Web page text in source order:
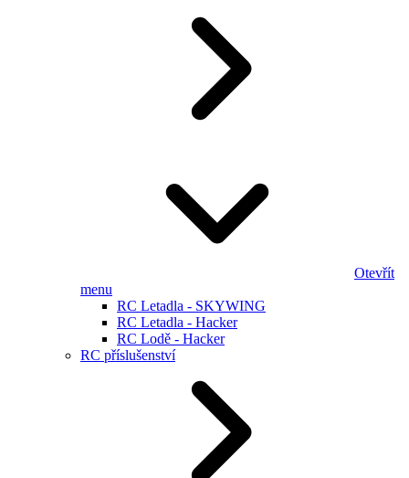
Otevřít
menu
RC Letadla - SKYWING
RC Letadla - Hacker
RC Lodě - Hacker
RC příslušenství